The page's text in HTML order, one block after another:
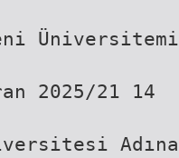
2025/21 14